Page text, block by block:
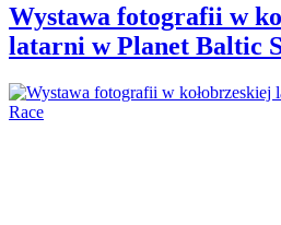
Wystawa fotografii w
latarni w Planet Baltic